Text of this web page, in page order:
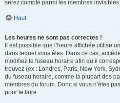
serez compté parmi les membres invisibles.
Haut
Les heures ne sont pas correctes !
Il est possible que l’heure affichée utilise
dans lequel vous êtes. Dans ce cas,
modifiez le fuseau horaire afin qu’il
trouvez (ex : Londres, Paris, New York,
du fuseau horaire, comme la plupart des
membres du forum. Donc si vous n’êtes
pour le faire.